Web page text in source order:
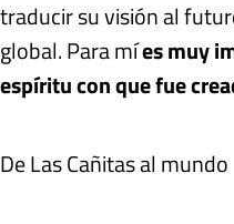
traducir su visión al
global. Para míes muy
espíritu con que fue
De Las Cañitas al mundo